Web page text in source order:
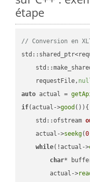
étape
// Conversion en
    requestFile,
auto actual =
if(actual->good ()){
std::ofstream
    actual->
seekg(0
while(!actual->
char*
        actual->